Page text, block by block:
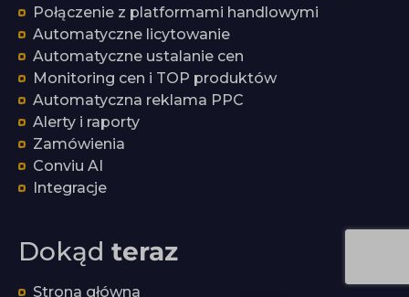
Połączenie z platformami handlowymi
Automatyczne licytowanie
Automatyczne ustalanie cen
Monitoring cen i TOP produktów
Automatyczna reklama PPC
Alerty i raporty
Zamówienia
Conviu AI
Integracje
Dokąd teraz
Strona główna